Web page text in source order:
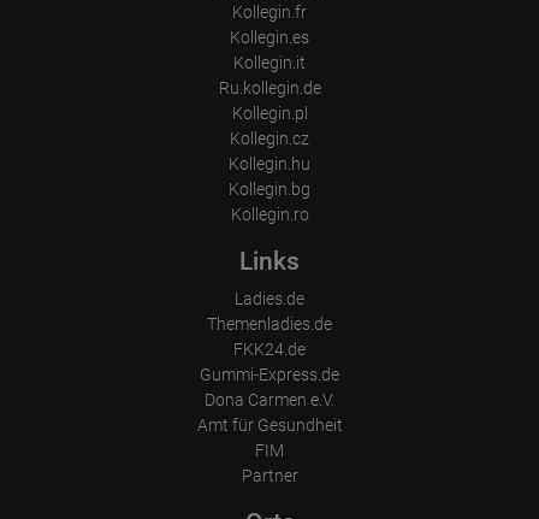
Kollegin.fr
Kollegin.es
Kollegin.it
Ru.kollegin.de
Kollegin.pl
Kollegin.cz
Kollegin.hu
Kollegin.bg
Kollegin.ro
Links
Ladies.de
Themenladies.de
FKK24.de
Gummi-Express.de
Dona Carmen e.V.
Amt für Gesundheit
FIM
Partner